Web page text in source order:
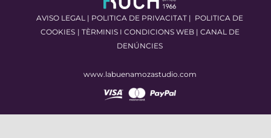
AVISO LEGAL | POLITICA DE PRIVACITAT | POLITICA DE
COOKIES | TÈRMINIS I CONDICIONS WEB| CANAL DE
DENÚNCIES
www.labuenamozastudio.com